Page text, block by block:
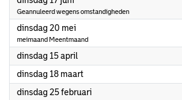
Geannuleerd wegens omstandigheden
dinsdag 20 mei
meimaand Meentmaand
dinsdag 15 april
dinsdag 18 maart2025
dinsdag 25 februari